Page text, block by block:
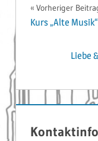
Beitrags-
Vorheriger
Kurs „Alte Musik“
Liebe